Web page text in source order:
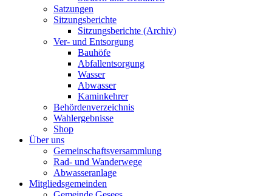
Satzungen
Sitzungsberichte
Sitzungsberichte (Archiv)
Ver- und Entsorgung
Bauhöfe
Abfallentsorgung
Wasser
Abwasser
Kaminkehrer
Behördenverzeichnis
Wahlergebnisse
Shop
Über uns
Gemeinschaftsversammlung
Rad- und Wanderwege
Abwasseranlage
Mitgliedsgemeinden